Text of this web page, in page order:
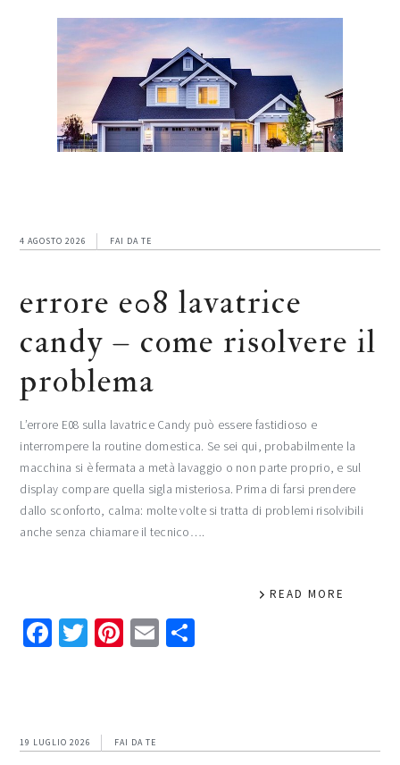
4 AGOSTO 2026 FAI DA TE
errore e08 lavatrice
candy – come risolvere il
problema
L’errore E08 sulla lavatrice Candy può essere fastidioso e
interrompere la routine domestica. Se sei qui, probabilmente la
macchina si è fermata a metà lavaggio o non parte proprio, e sul
display compare quella sigla misteriosa. Prima di farsi prendere
dallo sconforto, calma: molte volte si tratta di problemi risolvibili
anche senza chiamare il tecnico….
READ MORE
Facebook
Twitter
Pinterest
Email
19 LUGLIO 2026 FAI DA TE